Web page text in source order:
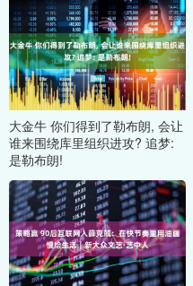
大金牛 你们得到了勒布朗, 会让
谁来围绕库里组织进攻? 追梦:
是勒布朗!